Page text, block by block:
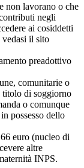
non lavorano o che
negli
ai cosiddetti
vedasi il sito
preadottivo
comunitarie o
titolo di soggiorno
o comunque
possesso dello
euro (nucleo di
altre
INPS.